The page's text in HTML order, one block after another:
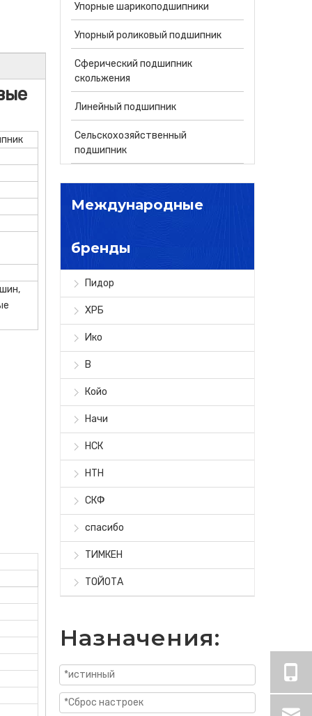
Упорные шарикоподшипники
Упорный роликовый подшипник
Сферический подшипник
скольжения
Линейный подшипник
Сельскохозяйственный
подшипник
Международные
бренды
Пидор
ХРБ
Ико
В
Койо
Начи
НСК
НТН
СКФ
спасибо
ТИМКЕН
ТОЙОТА
Назначения: